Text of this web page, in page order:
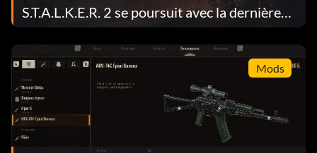
S.T.A.L.K.E.R. 2 se poursuit avec la dernière
mise à jour.
Mods